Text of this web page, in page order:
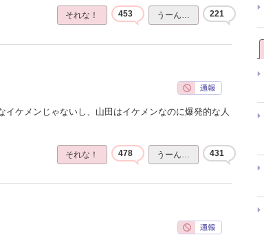
それな！ 453 うーん… 221
イケメンじゃないし、山田はイケメンなのに爆発的な人
それな！ 478 うーん… 431